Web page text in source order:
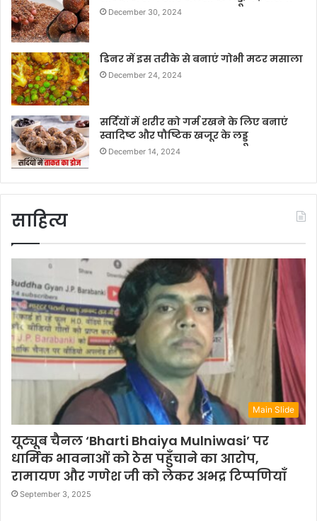
December 30, 2024
डिनर में इस तरीके से बनाएं गोभी मटर मसाला
December 24, 2024
सर्दियों में शरीर को गर्म रखने के लिए बनाएं
स्वादिष्ट और पौष्टिक खजूर के लड्डू
December 14, 2024
साहित्य
Main Slide
यूट्यूब चैनल ‘Bharti Bhaiya Mulniwasi’ पर
धार्मिक भावनाओं को ठेस पहुँचाने का आरोप,
रामायण और गणेश जी को लेकर अभद्र टिप्पणियाँ
September 3, 2025